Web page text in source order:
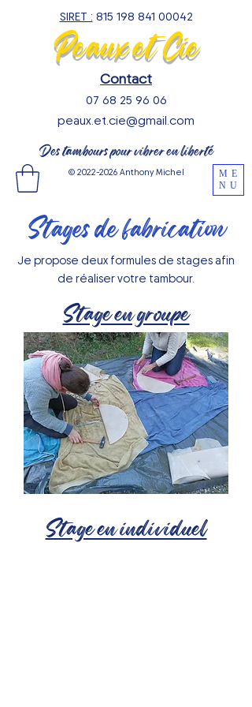
ME
NU
© 2022-2026Anthony Michel
Peaux et Cie
Des tambours pour vibrer en liberté
SIRET : 815 198 841 00042
Contact
07 68 25 96 06
peaux.et.cie@gmail.com
Stages de fabrication
Je propose deux formules de stages afin
de réaliser votre tambour.
Stage en groupe
Stage en individuel